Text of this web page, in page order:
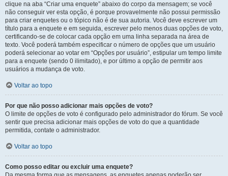
clique na aba “Criar uma enquete” abaixo do corpo da mensagem; se você
não conseguir ver esta opção, é porque provavelmente não possui permissão
para criar enquetes ou o tópico não é de sua autoria. Você deve escrever um
título para a enquete e em seguida, escrever pelo menos duas opções de voto,
certificando-se de colocar cada opção em uma linha separada na área de
texto. Você poderá também especificar o número de opções que um usuário
poderá selecionar ao votar em “Opções por usuário”, estipular um tempo limite
para a enquete (sendo 0 ilimitado), e por último a opção de permitir aos
usuários a mudança de voto.
Voltar ao topo
Por que não posso adicionar mais opções de voto?
O limite de opções de voto é configurado pelo administrador do fórum. Se você
sentir que precisa adicionar mais opções de voto do que a quantidade
permitida, contate o administrador.
Voltar ao topo
Como posso editar ou excluir uma enquete?